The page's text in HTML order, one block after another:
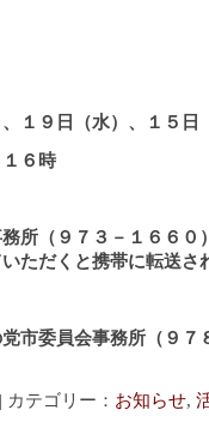
１９日（水）、１５日
６時
所（９７３－１６６０
ただくと携帯に転送さ
市委員会事務所（９７
カテゴリー： お知らせ,